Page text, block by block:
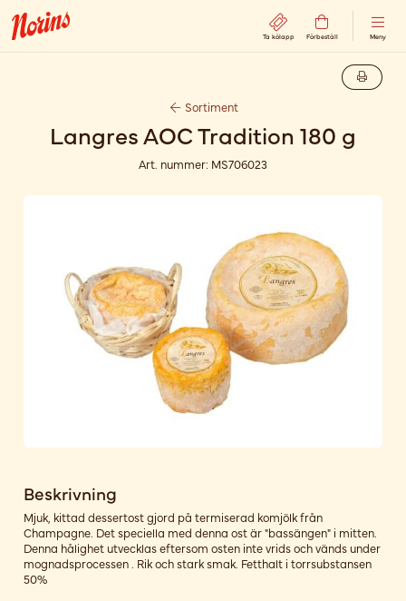
Ta kölapp Förbeställ Meny
Sortiment
Langres AOC Tradition 180 g
Art. nummer: MS706023
Beskrivning
Mjuk, kittad dessertost gjord på termiserad komjölk från
Champagne. Det speciella med denna ost är "bassängen" i mitten.
Denna hålighet utvecklas eftersom osten inte vrids och vänds under
mognadsprocessen . Rik och stark smak. Fetthalt i torrsubstansen
50%